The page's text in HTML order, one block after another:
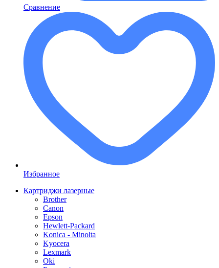
Сравнение
Избранное
Картриджи лазерные
Brother
Canon
Epson
Hewlett-Packard
Konica - Minolta
Kyocera
Lexmark
Oki